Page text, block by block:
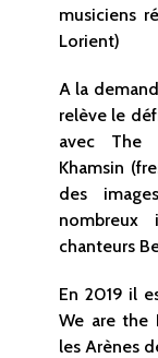
musiciens
Lorient)
A la
relève le
avec The
Khamsin
des
chanteurs
En 2019 il
We are the
les Arènes